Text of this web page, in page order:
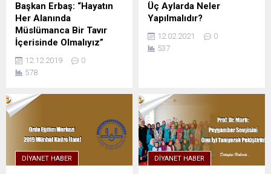
Başkan Erbaş: “Hayatın
Her Alanında
Müslümanca Bir Tavır
İçerisinde Olmalıyız”
12.12.2019
0
578
Üç Aylarda Neler
Yapılmalıdır?
12.02.2021
0
537
DIYANET HABER DIYANET HABER